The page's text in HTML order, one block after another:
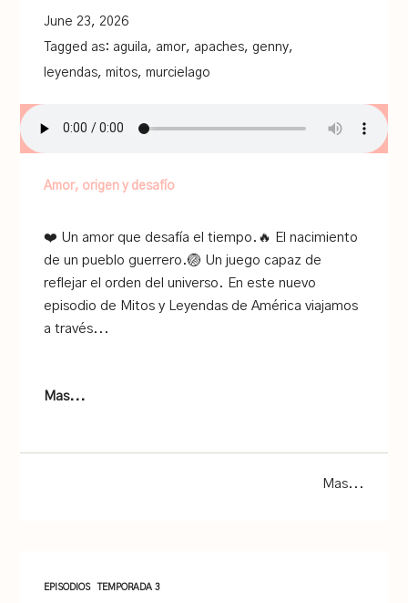
June 23, 2026
Tagged as: aguila, amor, apaches, genny,
leyendas,mitos,murcielago
Amor, origen y desafío
❤️ Un amor que desafía el tiempo.🔥 El nacimiento
de un pueblo guerrero.🏐 Un juego capaz de
reflejar el orden del universo. En este nuevo
episodio de Mitos y Leyendas de América viajamos
a través...
Mas...
Mas...
EPISODIOS TEMPORADA 3